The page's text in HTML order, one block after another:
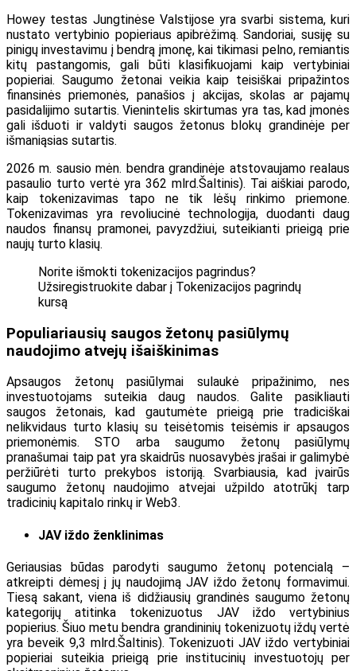
Howey testas Jungtinėse Valstijose yra svarbi sistema, kuri
nustato vertybinio popieriaus apibrėžimą. Sandoriai, susiję su
pinigų investavimu į bendrą įmonę, kai tikimasi pelno, remiantis
kitų pastangomis, gali būti klasifikuojami kaip vertybiniai
popieriai. Saugumo žetonai veikia kaip teisiškai pripažintos
finansinės priemonės, panašios į akcijas, skolas ar pajamų
pasidalijimo sutartis. Vienintelis skirtumas yra tas, kad įmonės
gali išduoti ir valdyti saugos žetonus blokų grandinėje per
išmaniąsias sutartis.
2026 m. sausio mėn. bendra grandinėje atstovaujamo realaus
pasaulio turto vertė yra 362 mlrd.Šaltinis). Tai aiškiai parodo,
kaip tokenizavimas tapo ne tik lėšų rinkimo priemone.
Tokenizavimas yra revoliucinė technologija, duodanti daug
naudos finansų pramonei, pavyzdžiui, suteikianti prieigą prie
naujų turto klasių.
Norite išmokti tokenizacijos pagrindus?
Užsiregistruokite dabar į Tokenizacijos pagrindų
kursą
Populiariausių saugos žetonų pasiūlymų
naudojimo atvejų išaiškinimas
Apsaugos žetonų pasiūlymai sulaukė pripažinimo, nes
investuotojams suteikia daug naudos. Galite pasikliauti
saugos žetonais, kad gautumėte prieigą prie tradiciškai
nelikvidaus turto klasių su teisėtomis teisėmis ir apsaugos
priemonėmis. STO arba saugumo žetonų pasiūlymų
pranašumai taip pat yra skaidrūs nuosavybės įrašai ir galimybė
peržiūrėti turto prekybos istoriją. Svarbiausia, kad įvairūs
saugumo žetonų naudojimo atvejai užpildo atotrūkį tarp
tradicinių kapitalo rinkų ir Web3.
JAV iždo ženklinimas
Geriausias būdas parodyti saugumo žetonų potencialą –
atkreipti dėmesį į jų naudojimą JAV iždo žetonų formavimui.
Tiesą sakant, viena iš didžiausių grandinės saugumo žetonų
kategorijų atitinka tokenizuotus JAV iždo vertybinius
popierius. Šiuo metu bendra grandininių tokenizuotų iždų vertė
yra beveik 9,3 mlrd.Šaltinis). Tokenizuoti JAV iždo vertybiniai
popieriai suteikia prieigą prie institucinių investuotojų per